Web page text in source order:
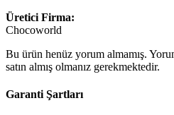
Üretici Firma:
Chocoworld
Bu ürün henüz yorum almamış.
satın almış olmanız gerekmektedir.
Garanti Şartları